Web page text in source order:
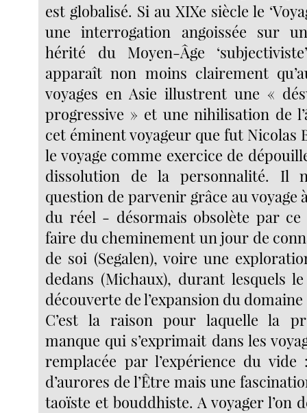
est globalisé. Si au XIXe siècle le
une interrogation angoissée sur
hérité du Moyen-Âge
apparaît non moins clairement
voyages en Asie illustrent une «
progressive » et une nihilisation de
cet éminent voyageur que fut
le voyage comme exercice de
dissolution de la personnalité. Il
question de parvenir grâce au voyage
du réel - désormais obsolète par
faire du cheminement un jour de
de soi (Segalen), voire une
dedans (Michaux), durant lesquels
découverte de l’expansion du
C’est la raison pour laquelle la
manque qui s’exprimait dans les
remplacée par l’expérience du
d’aurores de l’Être mais une
taoïste et bouddhiste. A voyager l’on